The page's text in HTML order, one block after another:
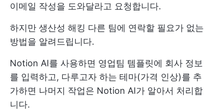
이메일 작성을 도와달라고 요청합니다.
하지만 생산성 해킹 다른 팀에 연락할 필요가 없는
방법을 알려드립니다.
Notion AI를 사용하면 영업팀 템플릿에 회사 정보
를 입력하고, 다루고자 하는 테마(가격 인상)를 추
가하면 나머지 작업은 Notion AI가 알아서 처리합
니다.